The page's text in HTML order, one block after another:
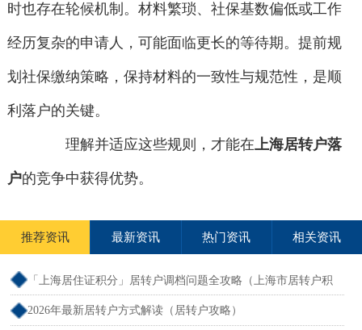
时也存在轮候机制。材料繁琐、社保基数偏低或工作
经历复杂的申请人，可能面临更长的等待期。提前规
划社保缴纳策略，保持材料的一致性与规范性，是顺
利落户的关键。
理解并适应这些规则，才能在上海居转户落
户的竞争中获得优势。
推荐资讯 最新资讯 热门资讯 相关资讯
「上海居住证积分」居转户调档问题全攻略（上海市居转户积
分）
2026年最新居转户方式解读（居转户攻略）